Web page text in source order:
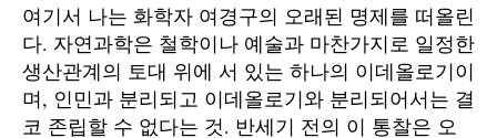
여기서 나는 화학자 여경구의 오래된 명제를 떠올린
다. 자연과학은 철학이나 예술과 마찬가지로 일정한
생산관계의 토대 위에 서 있는 하나의 이데올로기이
며, 인민과 분리되고 이데올로기와 분리되어서는 결
코 존립할 수 없다는 것. 반세기 전의 이 통찰은 오